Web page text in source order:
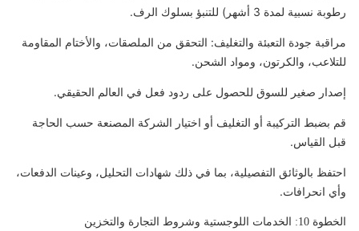
رطوبة نسبية لمدة 3 أشهر) للتنبؤ بسلوك الرف.
مراقبة جودة التعبئة والتغليف: التحقق من الملصقات، والأختام المقاومة
للتلاعب، والكرتون، ومواد الشحن.
إصدار صغير للسوق للحصول على ردود فعل في العالم الحقيقي.
قم بضبط التركيبة أو التغليف أو اختيار الشركة المصنعة حسب الحاجة
قبل القياس.
احتفظ بالوثائق التفصيلية، بما في ذلك شهادات التحليل، وعينات الدفعات،
وأي انحرافات.
الخطوة 10: الخدمات اللوجستية وشروط التجارة والتخزين